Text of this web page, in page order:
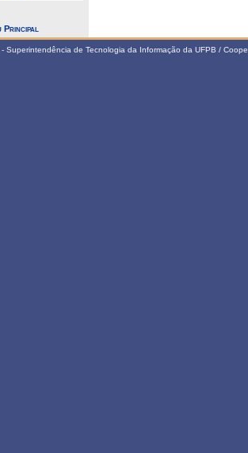
Principal
- Superintendência de Tecnologia da Informação da UFPB /